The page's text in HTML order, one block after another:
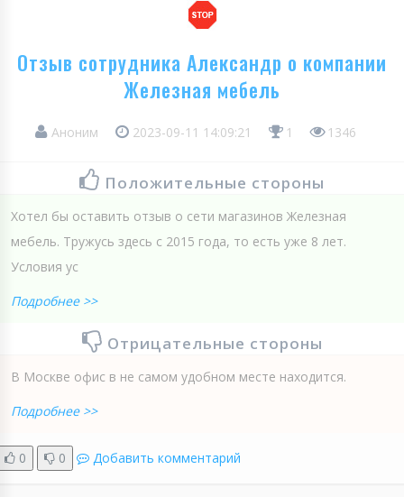
Отзыв сотрудника Александр о компании
Железная мебель
Аноним 2023-09-11 14:09:21 1 1346
Положительные стороны
Хотел бы оставить отзыв о сети магазинов Железная
мебель. Тружусь здесь с 2015 года, то есть уже 8 лет.
Условия ус
Подробнее >>
Отрицательные стороны
В Москве офис в не самом удобном месте находится.
Подробнее >>
0 0 Добавить комментарий